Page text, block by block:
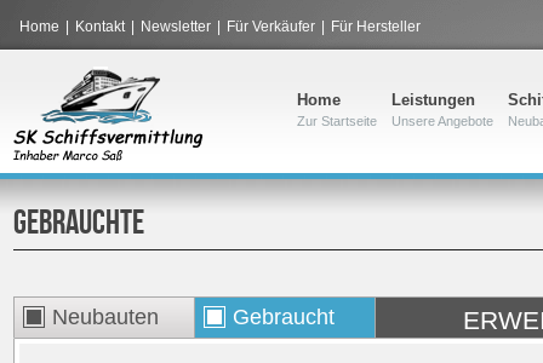
Home Kontakt Newsletter Für Verkäufer Für Hersteller
Home
Zur Startseite
Leistungen
Unsere Angebote
GEBRAUCHTE
Neubauten Gebraucht